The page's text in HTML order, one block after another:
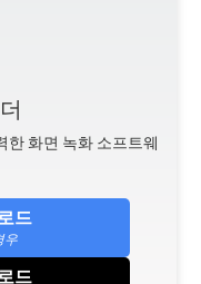
한 화면 녹화 소프트웨
드
우
드